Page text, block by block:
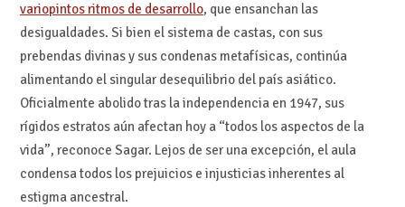
variopintos ritmos de desarrollo, que ensanchan las
desigualdades. Si bien el sistema de castas, con sus
prebendas divinas y sus condenas metafísicas, continúa
alimentando el singular desequilibrio del país asiático.
Oficialmente abolido tras la independencia en 1947, sus
rígidos estratos aún afectan hoy a “todos los aspectos de la
vida”, reconoce Sagar. Lejos de ser una excepción, el aula
condensa todos los prejuicios e injusticias inherentes al
estigma ancestral.